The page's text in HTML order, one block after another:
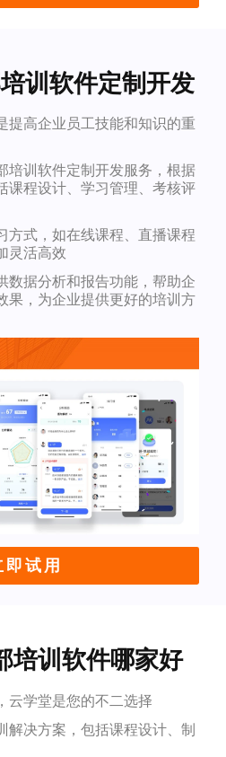
训软件定制开发
提高企业员工技能和知识的重
培训软件定制开发服务，根据
课程设计、学习管理、考核评
方式，如在线课程、直播课程
灵活高效
数据分析和报告功能，帮助企
果，为企业提供更好的培训方
即试用
培训软件哪家好
云学堂是您的不二选择
解决方案，包括课程设计、制